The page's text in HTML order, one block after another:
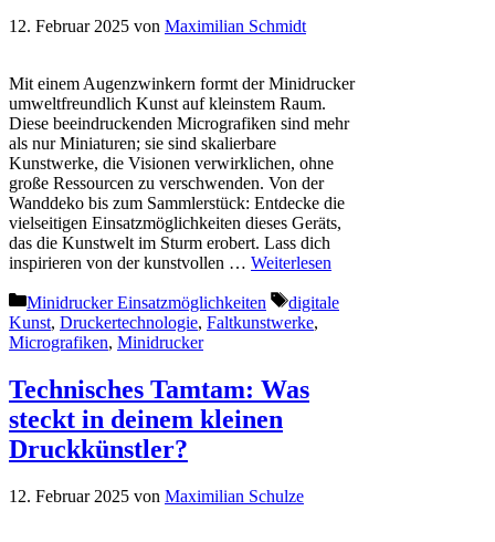
12. Februar 2025 von Maximilian Schmidt
Mit einem Augenzwinkern formt der Minidrucker
umweltfreundlich Kunst auf kleinstem Raum.
Diese beeindruckenden Micrografiken sind mehr
als nur Miniaturen; sie sind skalierbare
Kunstwerke, die Visionen verwirklichen, ohne
große Ressourcen zu verschwenden. Von der
Wanddeko bis zum Sammlerstück: Entdecke die
vielseitigen Einsatzmöglichkeiten dieses Geräts,
das die Kunstwelt im Sturm erobert. Lass dich
inspirieren von der kunstvollen … Weiterlesen
Kategorien
Minidrucker Einsatzmöglichkeiten Schlagwörter
digitale
Kunst, Druckertechnologie, Faltkunstwerke,
Micrografiken, Minidrucker
Technisches Tamtam: Was
steckt in deinem kleinen
Druckkünstler?
12. Februar 2025 von Maximilian Schulze